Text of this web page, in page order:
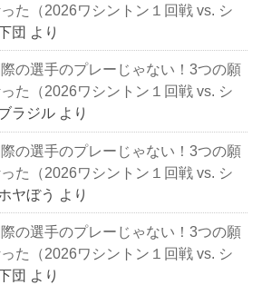
た（2026ワシントン１回戦 vs. シ
団 より
際の選手のプレーじゃない！3つの願
た（2026ワシントン１回戦 vs. シ
ラジル より
際の選手のプレーじゃない！3つの願
た（2026ワシントン１回戦 vs. シ
ヤぼう より
際の選手のプレーじゃない！3つの願
た（2026ワシントン１回戦 vs. シ
団 より